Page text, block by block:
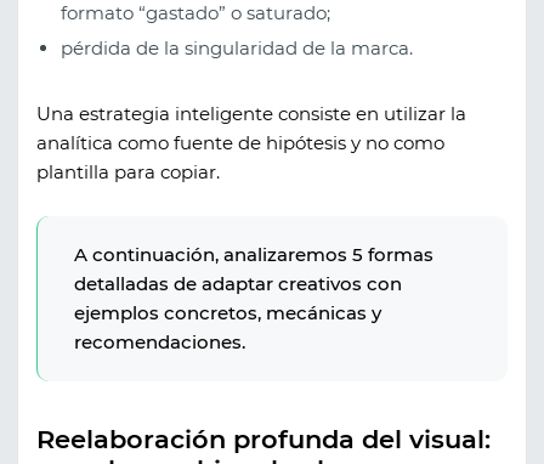
formato “gastado” o saturado;
pérdida de la singularidad de la marca.
Una estrategia inteligente consiste en utilizar la
analítica como fuente de hipótesis y no como
plantilla para copiar.
A continuación, analizaremos 5 formas
detalladas de adaptar creativos con
ejemplos concretos, mecánicas y
recomendaciones.
Reelaboración profunda del visual: